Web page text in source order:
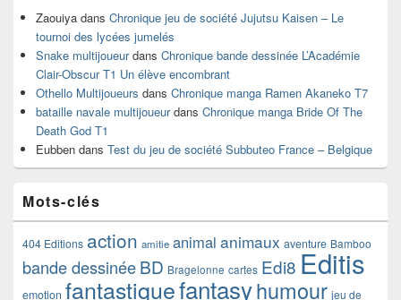
Zaouiya dans Chronique jeu de société Jujutsu Kaisen – Le
tournoi des lycées jumelés
Snake multijoueurdans Chronique bande dessinée L’Académie
Clair-Obscur T1 Un élève encombrant
Othello Multijoueurs dans Chronique manga Ramen Akaneko T7
bataille navale multijoueurdans Chronique manga Bride Of The
Death God T1
Eubben dans Test du jeu de société Subbuteo France – Belgique
Mots-clés
404 Editions action amitie animal animaux aventure Bamboo
bande dessinéeBD Bragelonne cartes Edi8 Editis
emotion fantastiquefantasyhumour jeu de